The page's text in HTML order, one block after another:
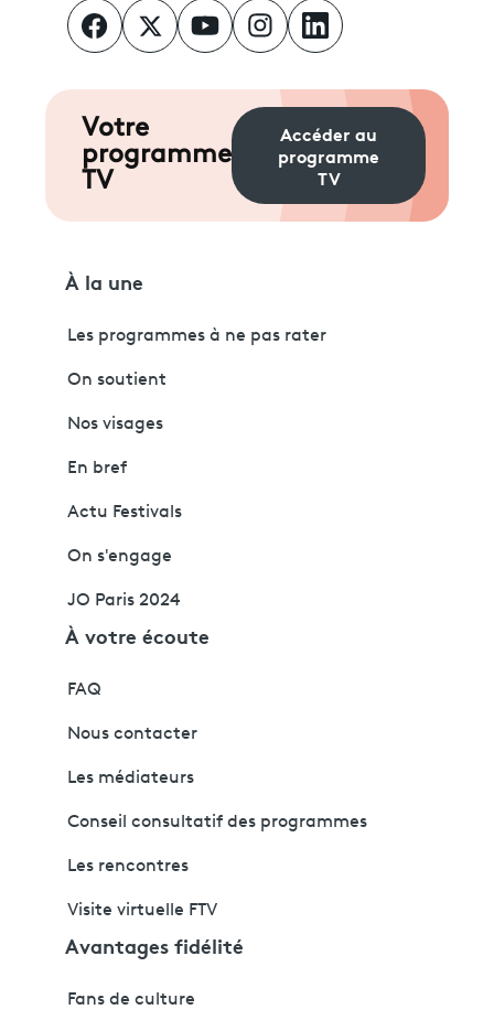
Votre
programme
TV
Accéder au
programme
TV
À la une
Les programmes à ne pas rater
On soutient
Nos visages
En bref
Actu Festivals
On s'engage
JO Paris 2024
À votre écoute
FAQ
Nous contacter
Les médiateurs
Conseil consultatif des programmes
Les rencontres
Visite virtuelle FTV
Avantages fidélité
Fans de culture